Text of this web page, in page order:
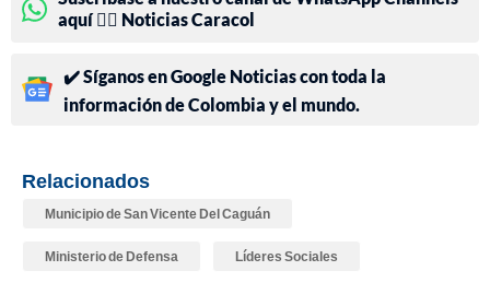
aquí 👉🏻 Noticias Caracol
✔️ Síganos en Google Noticias con toda la
información de Colombia y el mundo.
Relacionados
Municipio de San Vicente Del Caguán
Ministerio de Defensa Líderes Sociales